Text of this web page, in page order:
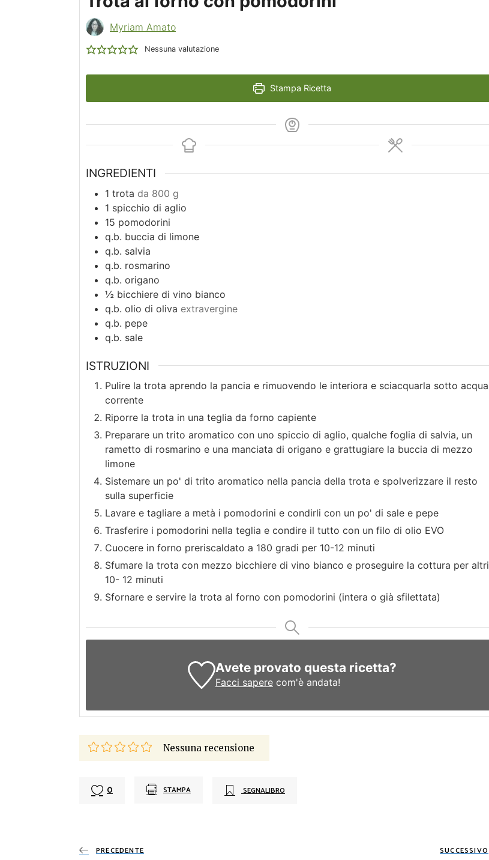
Myriam Amato
Nessuna valutazione
Stampa Ricetta
INGREDIENTI
1 trota da 800 g
1 spicchio di aglio
15 pomodorini
q.b. buccia di limone
q.b. salvia
q.b. rosmarino
q.b. origano
½ bicchiere di vino bianco
q.b. olio di oliva extravergine
q.b. pepe
q.b. sale
ISTRUZIONI
Pulire la trota aprendo la pancia e rimuovendo le interiora e sciacquarla sotto acqua
corrente
Riporre la trota in una teglia da forno capiente
Preparare un trito aromatico con uno spiccio di aglio, qualche foglia di salvia, un
rametto di rosmarino e una manciata di origano e grattugiare la buccia di mezzo
limone
Sistemare un po' di trito aromatico nella pancia della trota e spolverizzare il resto
sulla superficie
Lavare e tagliare a metà i pomodorini e condirli con un po' di sale e pepe
Trasferire i pomodorini nella teglia e condire il tutto con un filo di olio EVO
Cuocere in forno preriscaldato a 180 gradi per 10-12 minuti
Sfumare la trota con mezzo bicchiere di vino bianco e proseguire la cottura per altri
10- 12 minuti
Sfornare e servire la trota al forno con pomodorini (intera o già sfilettata)
Avete provato questa ricetta?
Facci saperecom'è andata!
Nessuna recensione
0 STAMPA SEGNALIBRO
PRECEDENTE SUCCESSIVO